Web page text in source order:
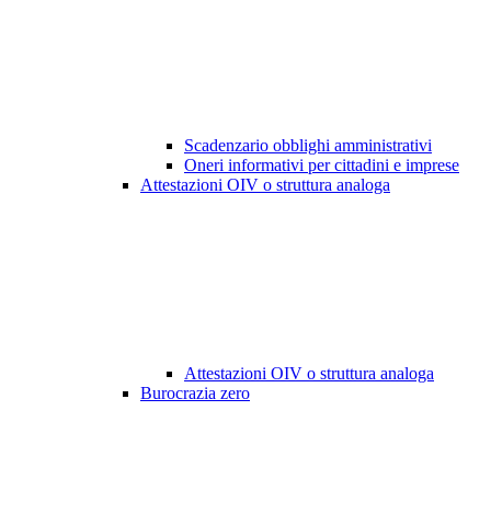
Scadenzario obblighi amministrativi
Oneri informativi per cittadini e imprese
Attestazioni OIV o struttura analoga
Attestazioni OIV o struttura analoga
Burocrazia zero